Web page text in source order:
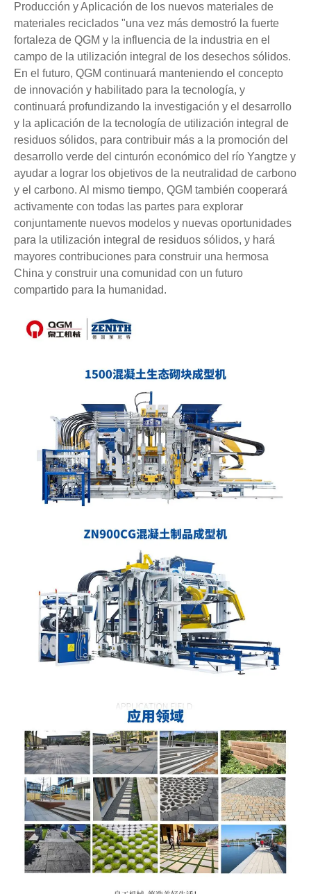
Producción y Aplicación de los nuevos materiales de
materiales reciclados "una vez más demostró la fuerte
fortaleza de QGM y la influencia de la industria en el
campo de la utilización integral de los desechos sólidos.
En el futuro, QGM continuará manteniendo el concepto
de innovación y habilitado para la tecnología, y
continuará profundizando la investigación y el desarrollo
y la aplicación de la tecnología de utilización integral de
residuos sólidos, para contribuir más a la promoción del
desarrollo verde del cinturón económico del río Yangtze y
ayudar a lograr los objetivos de la neutralidad de carbono
y el carbono. Al mismo tiempo, QGM también cooperará
activamente con todas las partes para explorar
conjuntamente nuevos modelos y nuevas oportunidades
para la utilización integral de residuos sólidos, y hará
mayores contribuciones para construir una hermosa
China y construir una comunidad con un futuro
compartido para la humanidad.